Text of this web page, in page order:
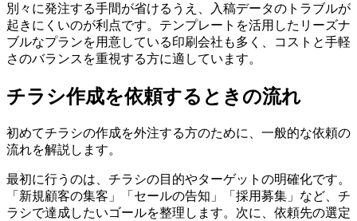
別々に発注する手間が省けるうえ、入稿データのトラブルが
起きにくいのが利点です。テンプレートを活用したリーズナ
ブルなプランを用意している印刷会社も多く、コストと手軽
さのバランスを重視する方に適しています。
チラシ作成を依頼するときの流れ
初めてチラシの作成を外注する方のために、一般的な依頼の
流れを解説します。
最初に行うのは、チラシの目的やターゲットの明確化です。
「新規顧客の集客」「セールの告知」「採用募集」など、チ
ラシで達成したいゴールを整理します。次に、依頼先の選定